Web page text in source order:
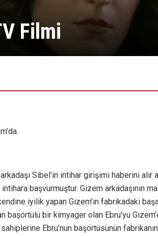
Filmi
Sibel’in intihar girişimi haberini
başvurmuştur. Gizem arkadaşının
iyilik yapan Gizem’in fabrikadaki
bir kimyager olan Ebru’yu
Ebru’nun başörtüsünün